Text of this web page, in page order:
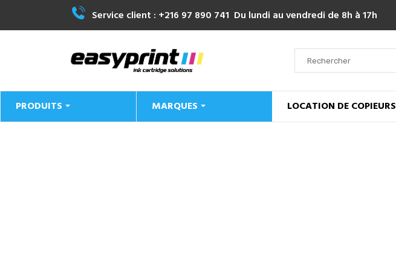
Service client : +216 97 890 741 Du lundi au vendredi de 8h à 17h
PRODUITS MARQUES LOCATION DE COPIEURS